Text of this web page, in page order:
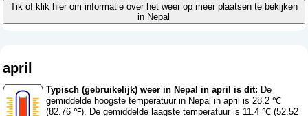
Tik of klik hier om informatie over het weer op meer plaatsen te bekijken
in Nepal
april
Typisch (gebruikelijk) weer in Nepal in april is dit: De
gemiddelde hoogste temperatuur in Nepal in april is 28.2 ℃
(82.76 ℉). De gemiddelde laagste temperatuur is 11.4 ℃ (52.52